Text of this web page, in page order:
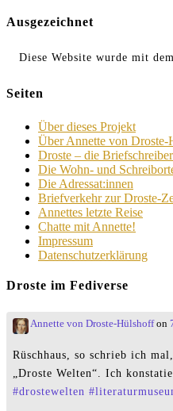
Ausgezeichnet
Diese Website wurde mit
Seiten
Über dieses Projekt
Über Annette von Droste-
Droste – die
Die Wohn- und
Die Adressat:innen
Briefverkehr zur Droste-
Annettes letzte Reise
Chatte mit Annette!
Impressum
Datenschutzerklärung
Droste im Fediverse
Annette von Droste-Hülshoffon
Rüschhaus, so schrieb ich
„Droste Welten“. Ich
#drostewelten #